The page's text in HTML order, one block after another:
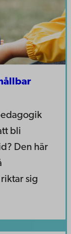
bli
Den här
sig